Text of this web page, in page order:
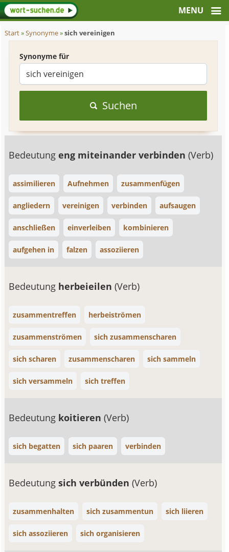
Start»Synonyme»sich vereinigen
Synonyme für
Suchen
Bedeutungeng miteinander verbinden(Verb)
assimilieren Aufnehmen zusammenfügen
angliedern vereinigen verbinden aufsaugen
anschließen einverleiben kombinieren
aufgehen in falzen assoziieren
Bedeutung herbeieilen(Verb)
zusammentreffen herbeiströmen
zusammenströmen sich zusammenscharen
sich scharen zusammenscharen sich sammeln
sich versammeln sich treffen
Bedeutung koitieren(Verb)
sich begatten sich paaren verbinden
Bedeutungsich verbünden(Verb)
zusammenhalten sich zusammentun sich liieren
sich assoziieren sich organisieren